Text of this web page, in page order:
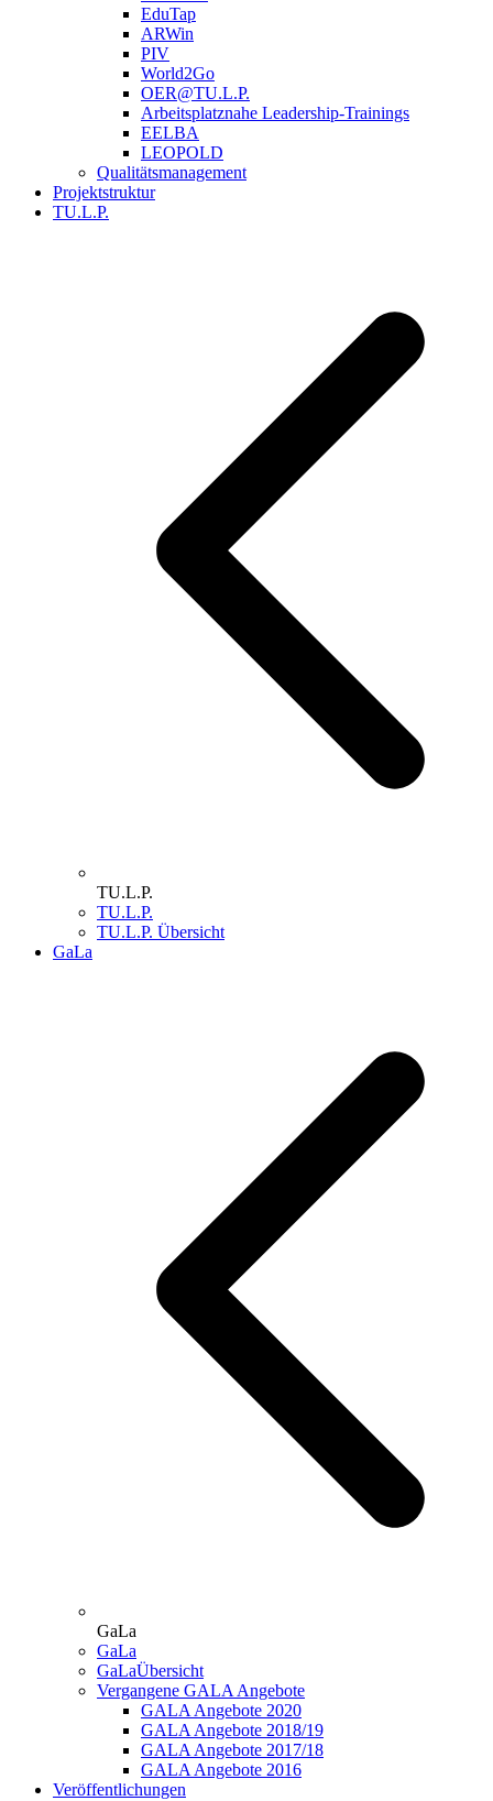
EduTap
ARWin
PIV
World2Go
OER@TU.L.P.
Arbeitsplatznahe Leadership-Trainings
EELBA
LEOPOLD
Qualitätsmanagement
Projektstruktur
TU.L.P.
TU.L.P.
TU.L.P.
TU.L.P. Übersicht
GaLa
GaLa
GaLa
GaLaÜbersicht
Vergangene GALA Angebote
GALA Angebote 2020
GALA Angebote 2018/19
GALA Angebote 2017/18
GALA Angebote 2016
Veröffentlichungen